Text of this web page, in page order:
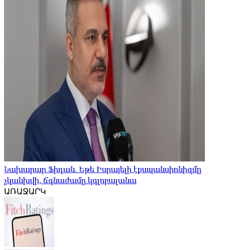
Նախարար Ֆիդան. Եթե Իսրայելի էքսպանսիոնիզմը
չկանխվի, ճգնաժամը կգլոբալանա
ԱՌԱՋԱՐԿ